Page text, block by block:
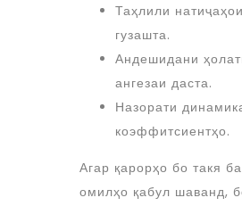
Таҳлили
гузашта.
Андешидани
ангезаи даста.
Назорати
коэффитсиентҳо.
Агар қарорҳо бо такя
омилҳо қабул шаванд,